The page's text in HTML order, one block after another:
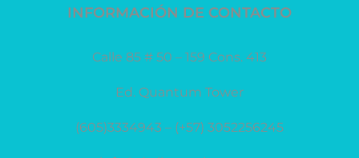
INFORMACIÓN DE CONTACTO
Calle 85 # 50 – 159 Cons. 413
Ed. Quantum Tower
(605)3334943 – (+57) 3052256245